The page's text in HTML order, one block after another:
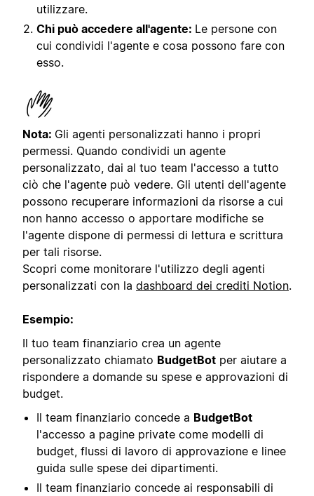
utilizzare.
Chi può accedere all'agente: Le persone con
cui condividi l'agente e cosa possono fare con
esso.
Nota: Gli agenti personalizzati hanno i propri
permessi. Quando condividi un agente
personalizzato, dai al tuo team l'accesso a tutto
ciò che l'agente può vedere. Gli utenti dell'agente
possono recuperare informazioni da risorse a cui
non hanno accesso o apportare modifiche se
l'agente dispone di permessi di lettura e scrittura
per tali risorse.
Scopri come monitorare l'utilizzo degli agenti
personalizzati con la dashboard dei crediti Notion.
Esempio:
Il tuo team finanziario crea un agente
personalizzato chiamato BudgetBot per aiutare a
rispondere a domande su spese e approvazioni di
budget.
Il team finanziario concede a BudgetBot
l'accesso a pagine private come modelli di
budget, flussi di lavoro di approvazione e linee
guida sulle spese dei dipartimenti.
Il team finanziario concede ai responsabili di